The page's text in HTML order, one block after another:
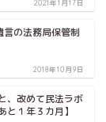
2021年1月17日
の法務局保管制
2018年10月9日
、改めて民法ラボ
と１年３カ月】